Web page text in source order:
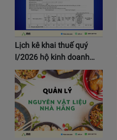
Lịch kê khai thuế quý
I/2026 hộ kinh doanh…